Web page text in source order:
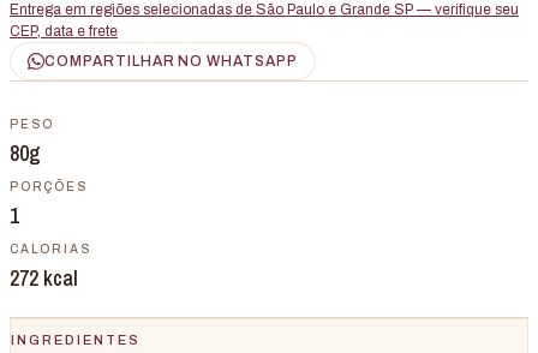
Entrega em regiões selecionadas de São Paulo e Grande SP — verifique seu
CEP, data e frete
COMPARTILHAR NO WHATSAPP
PESO
80g
PORÇÕES
1
CALORIAS
272 kcal
INGREDIENTES